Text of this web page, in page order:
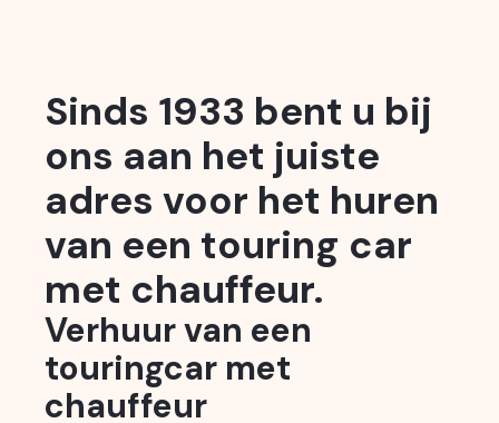
Sinds 1933 bent u bij
ons aan het juiste
adres voor het huren
van een touring car
met chauffeur.
Verhuur van een
touringcar met
chauffeur